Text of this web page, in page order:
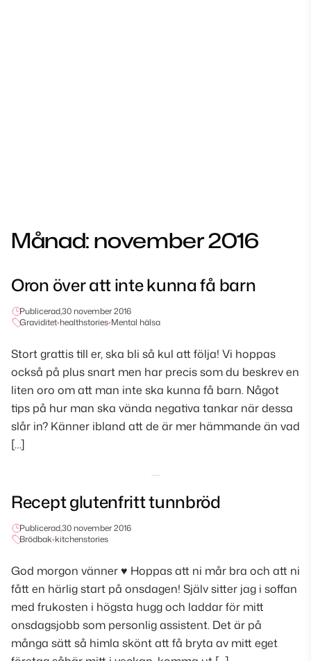
Månad:november 2016
Oron över att inte kunna få barn
Publicerad,30 november 2016
Graviditet•healthstories•Mental hälsa
Stort grattis till er, ska bli så kul att följa! Vi hoppas
också på plus snart men har precis som du beskrev en
liten oro om att man inte ska kunna få barn. Något
tips på hur man ska vända negativa tankar när dessa
slår in? Känner ibland att de är mer hämmande än vad
[…]
Recept glutenfritt tunnbröd
Publicerad,30 november 2016
Brödbak•kitchenstories
God morgon vänner ♥ Hoppas att ni mår bra och att ni
fått en härlig start på onsdagen! Själv sitter jag i soffan
med frukosten i högsta hugg och laddar för mitt
onsdagsjobb som personlig assistent. Det är på
många sätt så himla skönt att få bryta av mitt eget